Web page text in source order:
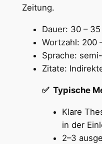
Zeitung.
Dauer: 30 –
Wortzahl: 200
Sprache:
Zitate:
✅ Typische
Klare
in der
2–3